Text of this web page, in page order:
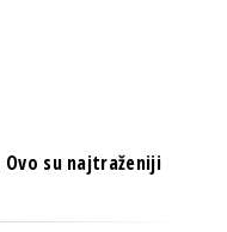
su najtraženiji